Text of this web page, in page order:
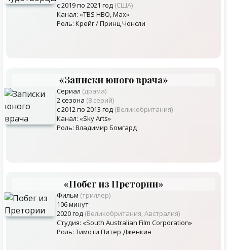
с 2019 по 2021 год (США)
Канал: «TBS HBO, Max»
Роль: Крейг / Принц Чонсли
«Записки юного врача»
Сериал (драма)
2 сезона (8 серий)
с 2012 по 2013 год (Великобритания)
Канал: «Sky Arts»
Роль: Владимир Бомгард
«Побег из Претории»
Фильм (триллер)
106 минут
2020 год (Великобритания, Австралия)
Студия: «South Australian Film Corporation»
Роль: Тимоти Питер Дженкин